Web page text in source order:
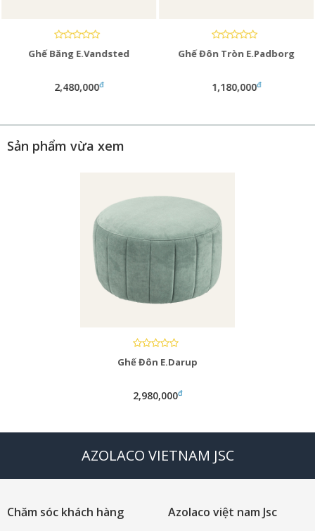
Ghế Băng E.Vandsted
2,480,000đ
Ghế Đôn Tròn E.Padborg
1,180,000đ
Sản phẩm vừa xem
Ghế Đôn E.Darup
2,980,000đ
AZOLACO VIETNAM JSC
Chăm sóc khách hàng Azolaco việt nam Jsc